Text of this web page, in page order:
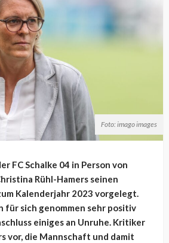
Foto: imago images
FC Schalke 04 in Person von
Rühl-Hamers seinen
Kalenderjahr 2023 vorgelegt.
für sich genommen sehr positiv
einiges an Unruhe. Kritiker
vor, die Mannschaft und damit